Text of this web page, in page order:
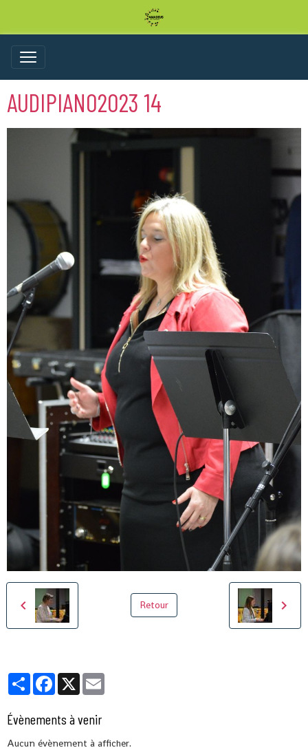
AUDIPIANO2023 14
Retour
PartagerFacebook
X
Évènements à venir
Aucun évènement à afficher.